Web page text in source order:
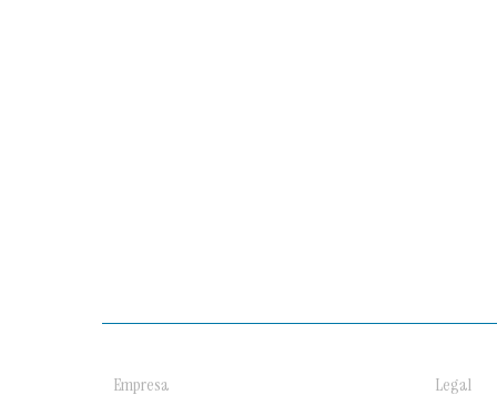
Empresa Legal